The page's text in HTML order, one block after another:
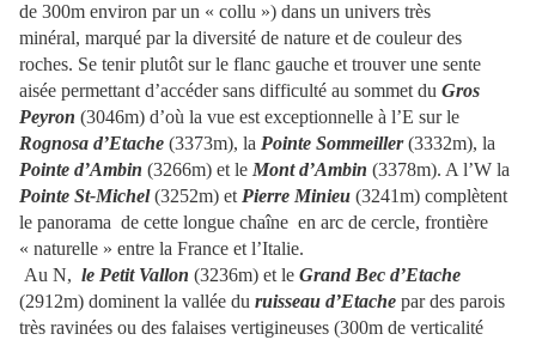
de 300m environ par un « collu ») dans un univers très
minéral, marqué par la diversité de nature et de couleur des
roches. Se tenir plutôt sur le flanc gauche et trouver une sente
aisée permettant d’accéder sans difficulté au sommet du Gros
Peyron (3046m) d’où la vue est exceptionnelle à l’E sur le
Rognosa d’Etache (3373m), la Pointe Sommeiller(3332m), la
Pointe d’Ambin (3266m) et le Mont d’Ambin (3378m). A l’W la
Pointe St-Michel(3252m) et Pierre Minieu (3241m) complètent
le panorama de cette longue chaîne en arc de cercle, frontière
« naturelle » entre la France et l’Italie.
Au N, le Petit Vallon (3236m) et le Grand Bec d’Etache
(2912m) dominent la vallée du ruisseau d’Etache par des parois
très ravinées ou des falaises vertigineuses (300m de verticalité